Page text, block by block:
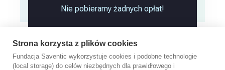
Nie pobieramy żadnych opłat!
Zgłoś przypadek
Strona korzysta z plików cookies
Fundacja Saventic wykorzystuje cookies i podobne technologie
(local storage) do celów niezbędnych dla prawidłowego i